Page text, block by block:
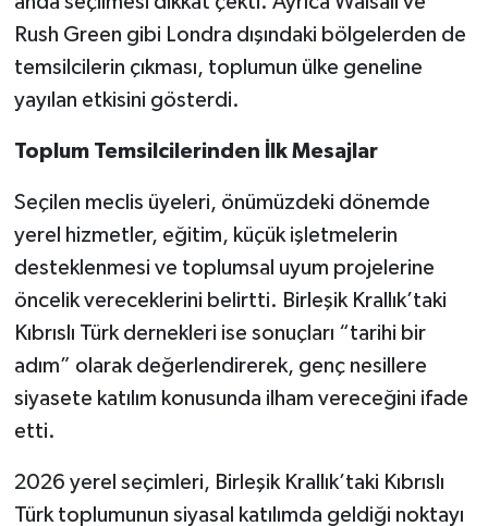
Rush Green gibi Londra dışındaki bölgelerden de
temsilcilerin çıkması, toplumun ülke geneline
yayılan etkisini gösterdi.
Toplum Temsilcilerinden İlk Mesajlar
Seçilen meclis üyeleri, önümüzdeki dönemde
yerel hizmetler, eğitim, küçük işletmelerin
desteklenmesi ve toplumsal uyum projelerine
öncelik vereceklerini belirtti. Birleşik Krallık’taki
Kıbrıslı Türk dernekleri ise sonuçları “tarihi bir
adım” olarak değerlendirerek, genç nesillere
siyasete katılım konusunda ilham vereceğini ifade
etti.
2026 yerel seçimleri, Birleşik Krallık’taki Kıbrıslı
Türk toplumunun siyasal katılımda geldiği noktayı